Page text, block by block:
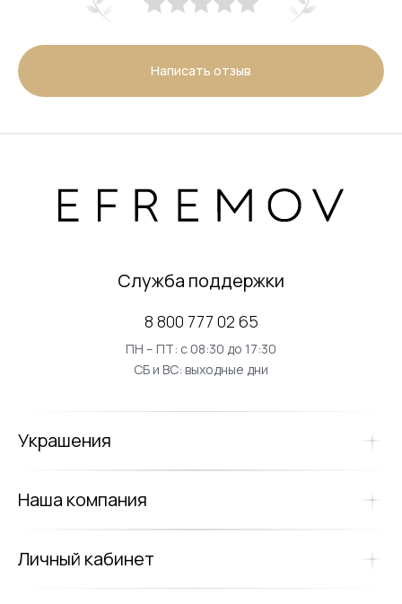
Написать отзыв
Служба поддержки
8 800 777 02 65
ПН – ПТ: с 08:30 до 17:30
СБ и ВС: выходные дни
Украшения
Наша компания
Личный кабинет